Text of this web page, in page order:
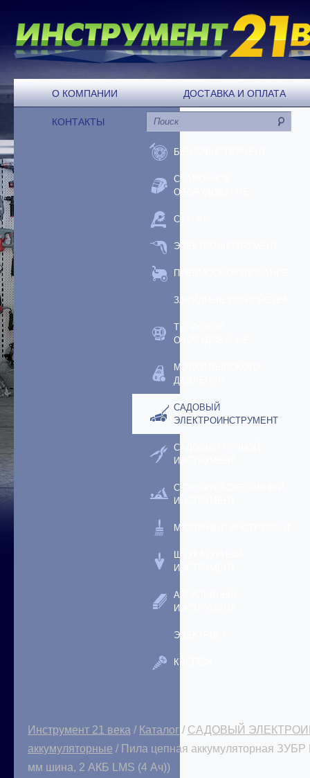
О КОМПАНИИ ДОСТАВКА И ОПЛАТА
КОНТАКТЫ
БЕНЗОИНСТРУМЕНТ
СВАРОЧНОЕ
ОБОРУДОВАНИЕ
СТАНКИ
ЭЛЕКТРОИНСТРУМЕНТ
ПНЕВМООБОРУДОВАНИЕ
ЗАРЯДНЫЕ УСТРОЙСТВА
ТЕПЛОВОЕ
ОБОРУДОВАНИЕ
МОЙКИ ВЫСОКОГО
ДАВЛЕНИЯ
САДОВЫЙ
ЭЛЕКТРОИНСТРУМЕНТ
САДОВЫЙ РУЧНОЙ
ИНСТРУМЕНТ
СТОЛЯРНО-СЛЕСАРНЫЙ
ИНСТРУМЕНТ
МАЛЯРНЫЙ ИНСТРУМЕНТ
ШТУКАТУРНЫЙ
ИНСТРУМЕНТ
АБРАЗИВНЫЙ
ИНСТРУМЕНТ
ЭЛЕКТРИКА
КРЕПЕЖ
Инструмент 21 века / Каталог / САДОВЫЙ
аккумуляторные / Пила цепная аккумуляторная
мм шина, 2 АКБ LMS (4 Ач))